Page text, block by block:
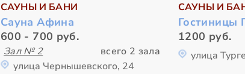
САУНЫ И БАНИ
Сауна Афина
600 - 700 руб.
Зал № 2
всего 2 зала
улица Чернышевского, 24
САУНЫ И
Гостиницы
1200 руб.
улица